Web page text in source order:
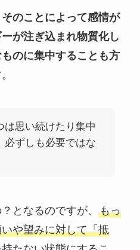
そのことによって感情が
が注ぎ込まれ物質化し
のに集中することも方
は思い続けたり集中
必ずしも必要ではな
となるのですが、 もっ
や望みに対して「抵